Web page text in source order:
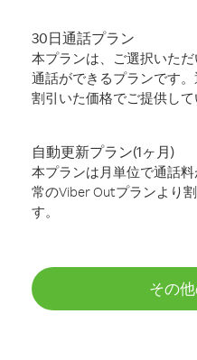
30日通話プラン
本プランは、ご選択いた
通話ができるプランです
割引いた価格でご提供して
自動更新プラン(1ヶ月)
本プランは月単位で通話
常のViber Outプランより
す。
その